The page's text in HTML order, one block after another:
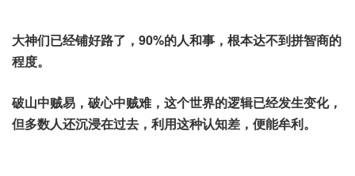
大神们已经铺好路了，90%的人和事，根本达不到拼智商的
程度。
破山中贼易，破心中贼难，这个世界的逻辑已经发生变化，
但多数人还沉浸在过去，利用这种认知差，便能牟利。